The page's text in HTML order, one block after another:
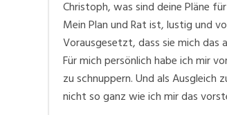
Christoph, was sind deine Pläne
Mein Plan und Rat ist, lustig und
Vorausgesetzt, dass sie mich das
Für mich persönlich habe ich mir
zu schnuppern. Und als
nicht so ganz wie ich mir das